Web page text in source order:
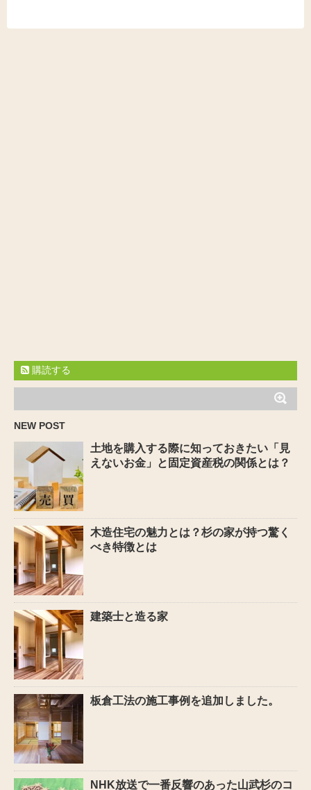
購読する
NEW POST
土地を購入する際に知っておきたい「見
えないお金」と固定資産税の関係とは？
木造住宅の魅力とは？杉の家が持つ驚く
べき特徴とは
建築士と造る家
板倉工法の施工事例を追加しました。
NHK放送で一番反響のあった山武杉のコ